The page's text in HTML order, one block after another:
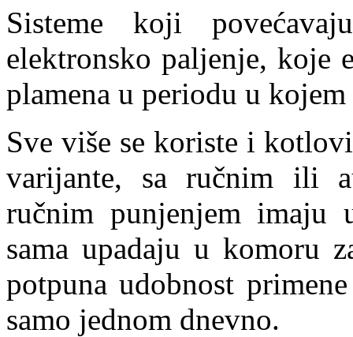
Sisteme koji
elektronsko paljenje, koje
plamena u periodu u
Sve više se koriste i
varijante, sa ručnim ili
ručnim punjenjem imaju
sama upadaju u komoru
potpuna udobnost
samo jednom dnevno.